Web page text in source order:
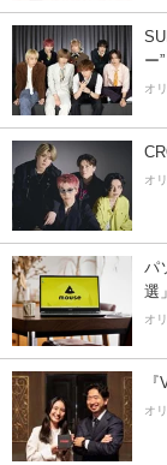
ー”
オ
オ
パ
選」
オ
オ